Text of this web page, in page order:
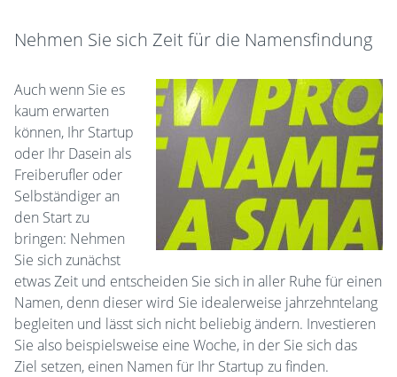
Nehmen Sie sich Zeit für die Namensfindung
Auch wenn Sie es
kaum erwarten
können, Ihr Startup
oder Ihr Dasein als
Freiberufler oder
Selbständiger an
den Start zu
bringen: Nehmen
Sie sich zunächst
etwas Zeit und entscheiden Sie sich in aller Ruhe für einen
Namen, denn dieser wird Sie idealerweise jahrzehntelang
begleiten und lässt sich nicht beliebig ändern. Investieren
Sie also beispielsweise eine Woche, in der Sie sich das
Ziel setzen, einen Namen für Ihr Startup zu finden.